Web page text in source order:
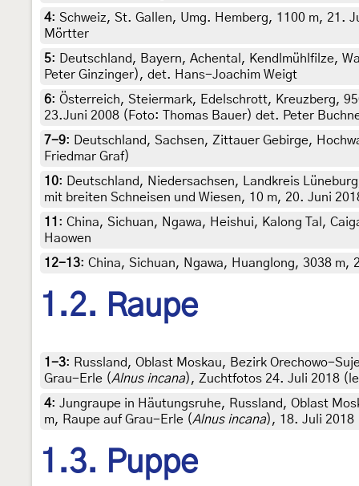
4: Schweiz, St. Gallen, Umg. Hemberg, 1100 m, 21.
Mörtter
5:
Deutschland, Bayern, Achental, Kendlmühlfilze,
Peter Ginzinger), det. Hans-Joachim Weigt
6: Österreich, Steiermark, Edelschrott, Kreuzberg,
23.Juni 2008 (Foto: Thomas Bauer) det. Peter
7-9:
Deutschland, Sachsen, Zittauer Gebirge,
Friedmar Graf)
10:
Deutschland, Niedersachsen, Landkreis
mit breiten Schneisen und Wiesen, 10 m, 20. Juni
11 : China, Sichuan, Ngawa, Heishui, Kalong Tal,
Haowen
12-13: China, Sichuan, Ngawa, Huanglong, 3038
1.2. Raupe
1-3: Russland, Oblast Moskau, Bezirk Orechowo-
Grau-Erle (Alnus incana), Zuchtfotos 24. Juli 2018
4: Jungraupe in Häutungsruhe, Russland, Oblast
m, Raupe auf Grau-Erle (Alnus incana), 18. Juli 2018
1.3. Puppe